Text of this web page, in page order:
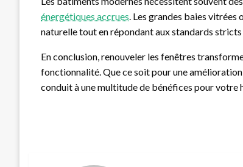
énergétiques accrues. Les grandes baies
naturelle tout en répondant aux standards
En conclusion, renouveler les fenêtres
fonctionnalité. Que ce soit pour une
conduit à une multitude de bénéfices pour votre